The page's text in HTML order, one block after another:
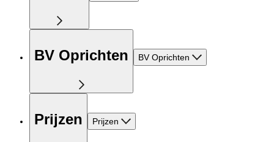
BV Oprichten BV Oprichten
Prijzen Prijzen